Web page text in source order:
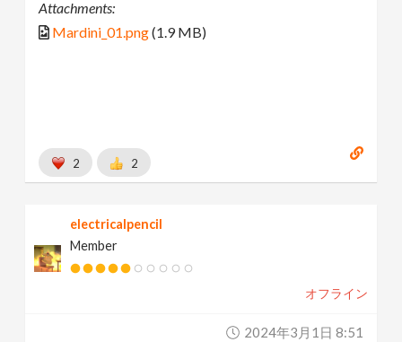
Attachments:
Mardini_01.png(1.9 MB)
2 2
electricalpencil
Member
オフライン
2024年3月1日 8:51